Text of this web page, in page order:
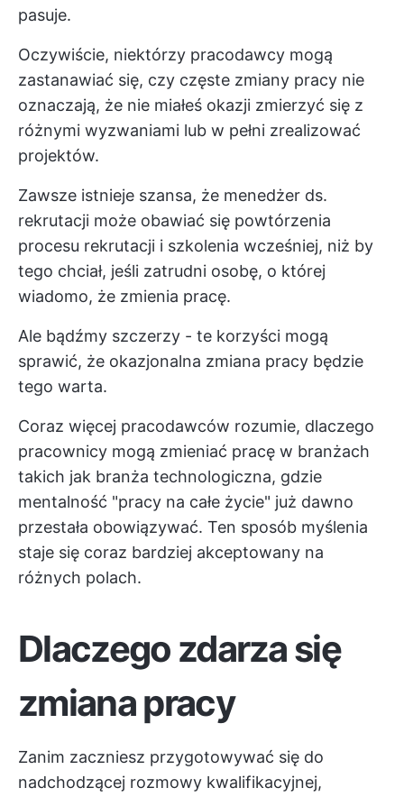
pasuje.
Oczywiście, niektórzy pracodawcy mogą
zastanawiać się, czy częste zmiany pracy nie
oznaczają, że nie miałeś okazji zmierzyć się z
różnymi wyzwaniami lub w pełni zrealizować
projektów.
Zawsze istnieje szansa, że menedżer ds.
rekrutacji może obawiać się powtórzenia
procesu rekrutacji i szkolenia wcześniej, niż by
tego chciał, jeśli zatrudni osobę, o której
wiadomo, że zmienia pracę.
Ale bądźmy szczerzy - te korzyści mogą
sprawić, że okazjonalna zmiana pracy będzie
tego warta.
Coraz więcej pracodawców rozumie, dlaczego
pracownicy mogą zmieniać pracę w branżach
takich jak branża technologiczna, gdzie
mentalność "pracy na całe życie" już dawno
przestała obowiązywać. Ten sposób myślenia
staje się coraz bardziej akceptowany na
różnych polach.
Dlaczego zdarza się
zmiana pracy
Zanim zaczniesz przygotowywać się do
nadchodzącej rozmowy kwalifikacyjnej,